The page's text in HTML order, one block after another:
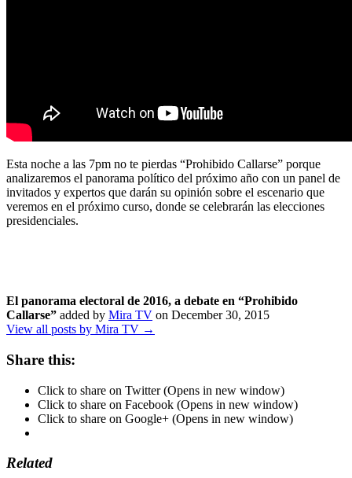
Esta noche a las 7pm no te pierdas “Prohibido Callarse” porque
analizaremos el panorama político del próximo año con un panel de
invitados y expertos que darán su opinión sobre el escenario que
veremos en el próximo curso, donde se celebrarán las elecciones
presidenciales.
El panorama electoral de 2016, a debate en “Prohibido
Callarse” added by Mira TV on December 30, 2015
View all posts by Mira TV →
Share this:
Click to share on Twitter (Opens in new window)
Click to share on Facebook (Opens in new window)
Click to share on Google+ (Opens in new window)
Related